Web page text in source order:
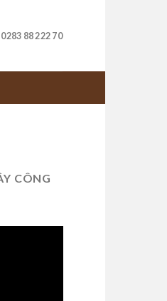
0283 88 222 70
CÔNG